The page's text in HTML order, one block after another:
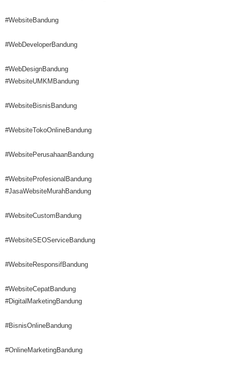
#WebsiteBandung
#WebDeveloperBandung
#WebDesignBandung
#WebsiteUMKMBandung
#WebsiteBisnisBandung
#WebsiteTokoOnlineBandung
#WebsitePerusahaanBandung
#WebsiteProfesionalBandung
#JasaWebsiteMurahBandung
#WebsiteCustomBandung
#WebsiteSEOServiceBandung
#WebsiteResponsifBandung
#WebsiteCepatBandung
#DigitalMarketingBandung
#BisnisOnlineBandung
#OnlineMarketingBandung